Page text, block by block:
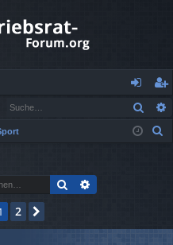
n
m
eg
ist
Suche
2